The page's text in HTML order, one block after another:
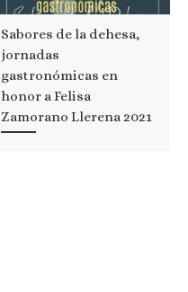
Sabores de la dehesa,
jornadas
gastronómicas en
honor a Felisa
Zamorano Llerena 2021